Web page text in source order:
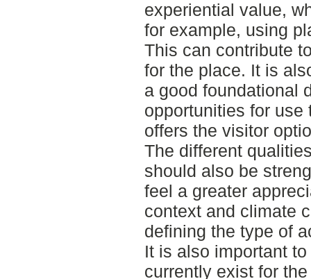
experiential value,
for example, using
This can contribute
for the place. It is
a good foundational
opportunities for use
offers the visitor
The different
should also be
feel a greater
context and climate
defining the type of
It is also important
currently exist for